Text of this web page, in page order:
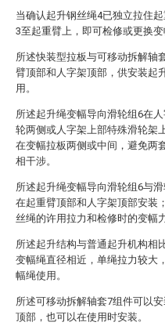
当确认起升钢丝绳4已独立拉住
3至起重臂上，即可检修或更换变
所述快装型拉板与可移动拆解轴
臂顶部和人字架顶部，供安装起
用。
所述起升绳变幅导向滑轮组6在
轮两侧或人字架上部特殊滑轮架
在变幅拉板两侧或中间，避免两
相干涉。
所述起升绳变幅导向滑轮组6与
在起重臂顶部和人字架顶部安装
丝绳的许用拉力和检修时的变幅
所述起升结构与普通起升机构相
变幅绳直径相近，单绳拉力较大
幅绳使用。
所述可移动拆解轴套7组件可以
顶部，也可以在使用时安装。